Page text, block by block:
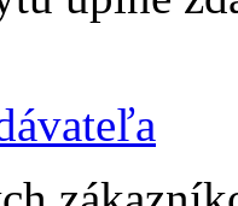
úplne